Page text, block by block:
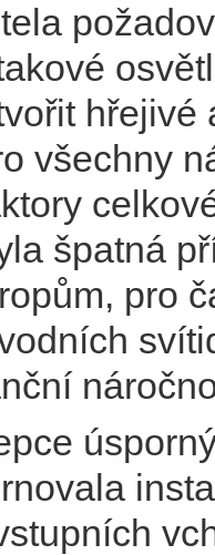
hřejivé
všechny
špatná
pro